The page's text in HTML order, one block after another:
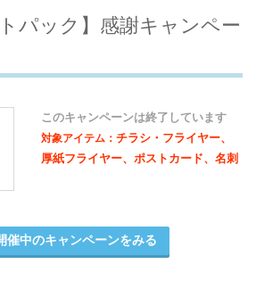
トパック】感謝キャンペー
このキャンペーンは終了しています
対象アイテム： チラシ・フライヤー、
厚紙フライヤー、ポストカード、名刺
催中のキャンペーンをみる